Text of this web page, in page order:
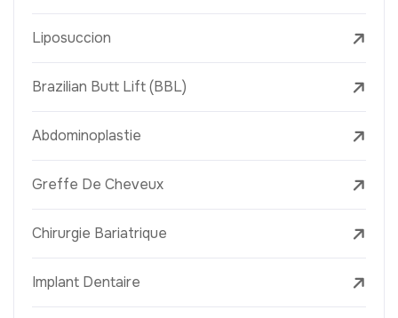
Liposuccion
Brazilian Butt Lift (BBL)
Abdominoplastie
Greffe De Cheveux
Chirurgie Bariatrique
Implant Dentaire